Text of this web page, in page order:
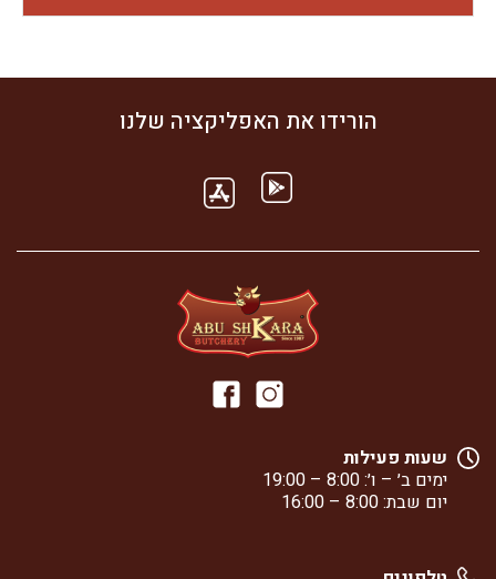
הורידו את האפליקציה שלנו
שעות פעילות
ימים ב׳ – ו׳: 8:00 – 19:00
יום שבת: 8:00 – 16:00